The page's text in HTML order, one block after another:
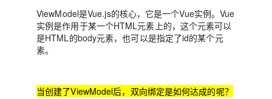
ViewModel是Vue.js的核心，它是一个Vue实例。Vue
实例是作用于某一个HTML元素上的，这个元素可以
是HTML的body元素，也可以是指定了id的某个元
素。
当创建了ViewModel后，双向绑定是如何达成的呢？